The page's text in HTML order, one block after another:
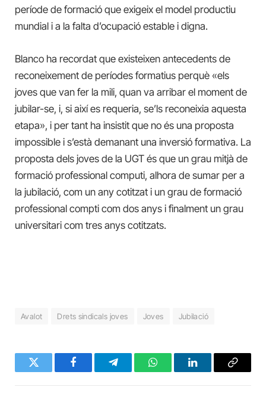
període de formació que exigeix el model productiu
mundial i a la falta d’ocupació estable i digna.
Blanco ha recordat que existeixen antecedents de
reconeixement de períodes formatius perquè «els
joves que van fer la mili, quan va arribar el moment de
jubilar-se, i, si així es requeria, se’ls reconeixia aquesta
etapa», i per tant ha insistit que no és una proposta
impossible i s’està demanant una inversió formativa. La
proposta dels joves de la UGT és que un grau mitjà de
formació professional computi, alhora de sumar per a
la jubilació, com un any cotitzat i un grau de formació
professional compti com dos anys i finalment un grau
universitari com tres anys cotitzats.
Avalot Drets sindicals joves Joves Jubilació
Twitter FacebookTelegramWhatsAppLinkedInCopy